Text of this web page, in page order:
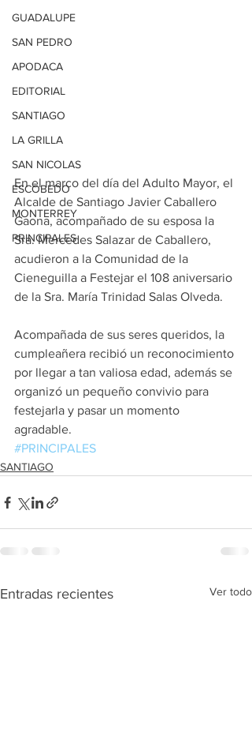
GUADALUPE
SAN PEDRO
APODACA
EDITORIAL
SANTIAGO
LA GRILLA
SAN NICOLAS
ESCOBEDO
MONTERREY
PRINCIPALES
En el marco del día del Adulto Mayor, el
Alcalde de Santiago Javier Caballero
Gaona, acompañado de su esposa la
Sra. Mercedes Salazar de Caballero,
acudieron a la Comunidad de la
Cieneguilla a Festejar el 108 aniversario
de la Sra. María Trinidad Salas Olveda.
Acompañada de sus seres queridos, la
cumpleañera recibió un reconocimiento
por llegar a tan valiosa edad, además se
organizó un pequeño convivio para
festejarla y pasar un momento
agradable.
#PRINCIPALES
SANTIAGO
Entradas recientes Ver todo